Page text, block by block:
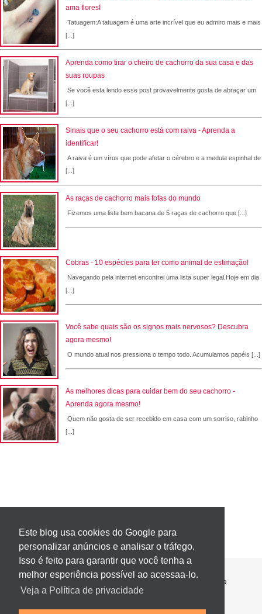
Este blog usa cookies do Google para
personalizar anúncios e analisar o tráfego.
Isso é feito para garantir que você tenha a
melhor esperiência possível ao acessaa-lo.
Veja a Política de privacidade
ama flores!
Tatuagem:A tatuagem é uma arte incrível que eu admiro mais e mais
[...]
Aprenda como tirar o cheiro de cachorro da sua casa e das
suas roupas
Se você esta lendo esse post provavelmente gosta de abraçar um
[...]
Sinais que o seu cachorro está com raiva - Aprenda a
identificar!
A raiva é um vírus que pode afetar o cérebro e a medula espinhal de
[...]
As raças de cachorro mais fofas do mundo
Fizemos uma lista bem bacana de 5 raças de cachorro que [...]
Cobras - 10 espécies para ter como animal de estimação!
Navegando pela internet encontrei uma lista super legal.Hoje em dia
[...]
Você sabe quais são os signos mais nervosos? Descubra
agora mesmo!
O mundo atual nos pressiona o tempo todo. Acumulamos papéis [...]
As melhores dicas para cuidar bem do seu cachorro -
Aprenda agora mesmo!
Quem não gosta de ser recebido em casa com um sorriso, rabinho
[...]
Contato Política de Privacidade
Sobre